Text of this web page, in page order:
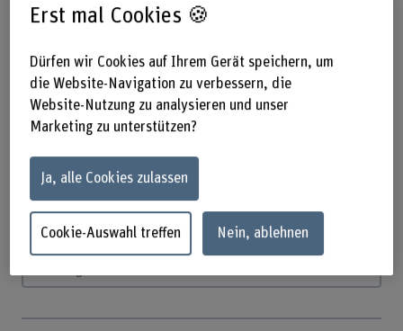
Master-Thesis wenden Sie sich bitte direkt an Dr. Patric
Eichelberger.
Für PhD-Thesen
Projekte
Suchbegriff eingeben
Erst mal Cookies 🍪
Dürfen wir Cookies auf Ihrem Gerät speichern, um
die Website-Navigation zu verbessern, die
Website-Nutzung zu analysieren und unser
Marketing zu unterstützen?
Ja, alle Cookies zulassen
Cookie-Auswahl treffen Nein, ablehnen